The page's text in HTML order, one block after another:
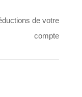
de votre
compte